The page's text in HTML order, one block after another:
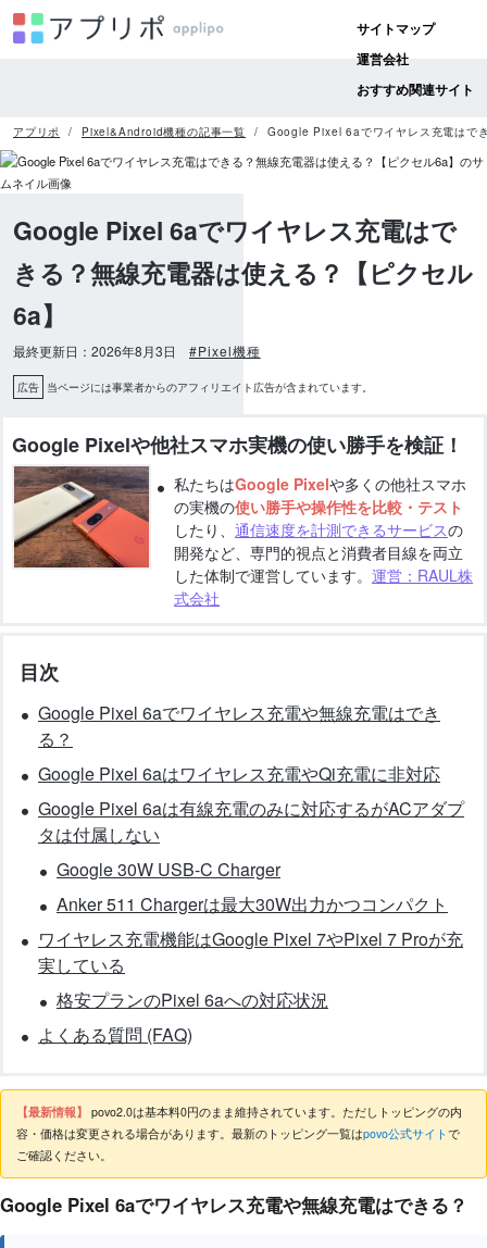
サイトマップ
運営会社
おすすめ関連サイト
アプリポ Pixel&Android機種の記事一覧 Google Pixel 6aでワイヤレス充電はで
Google Pixel 6aでワイヤレス充電はで
きる？無線充電器は使える？【ピクセル
6a】
最終更新日：2026年8月3日 #Pixel機種
広告 当ページには事業者からのアフィリエイト広告が含まれています。
Google Pixelや他社スマホ実機の使い勝手を検証！
私たちはGoogle Pixelや多くの他社スマホ
の実機の使い勝手や操作性を比較・テスト
したり、通信速度を計測できるサービスの
開発など、専門的視点と消費者目線を両立
した体制で運営しています。運営：RAUL株
式会社
目次
Google Pixel 6aでワイヤレス充電や無線充電はでき
る？
Google Pixel 6aはワイヤレス充電やQi充電に非対応
Google Pixel 6aは有線充電のみに対応するがACアダプ
タは付属しない
Google 30W USB-C Charger
Anker 511 Chargerは最大30W出力かつコンパクト
ワイヤレス充電機能はGoogle Pixel 7やPixel 7 Proが充
実している
格安プランのPixel 6aへの対応状況
よくある質問 (FAQ)
【最新情報】 povo2.0は基本料0円のまま維持されています。ただしトッピングの内
容・価格は変更される場合があります。最新のトッピング一覧はpovo公式サイトで
ご確認ください。
Google Pixel 6aでワイヤレス充電や無線充電はできる？